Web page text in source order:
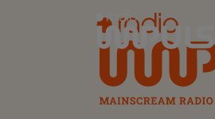
Radio Impuls